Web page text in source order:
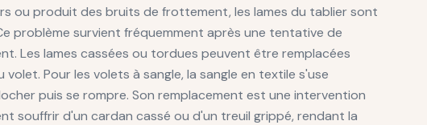
ou produit des bruits de frottement, les lames du tablier sont
problème survient fréquemment après une tentative de
Les lames cassées ou tordues peuvent être remplacées
Pour les volets à sangle, la sangle en textile s'use
puis se rompre. Son remplacement est une intervention
souffrir d'un cardan cassé ou d'un treuil grippé, rendant la